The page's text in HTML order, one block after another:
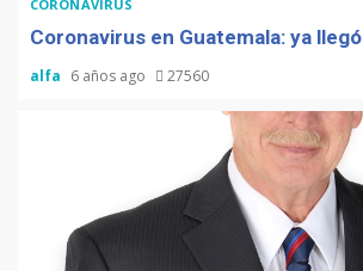
CORONAVIRUS
Coronavirus en Guatemala: ya llegó
alfa 6 años ago 27560